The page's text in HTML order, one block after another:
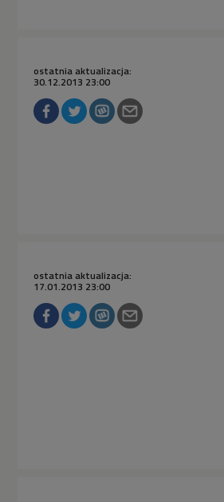
ostatnia aktualizacja:
30.12.2013 23:00
ostatnia aktualizacja:
17.01.2013 23:00